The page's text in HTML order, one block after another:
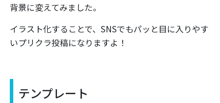
背景に変えてみました。
イラスト化することで、SNSでもパッと目に入りやす
いプリクラ投稿になりますよ！
テンプレート